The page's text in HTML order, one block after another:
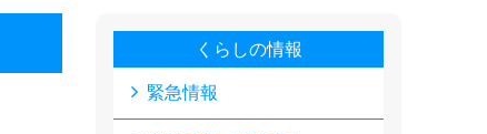
くらしの情報
緊急情報